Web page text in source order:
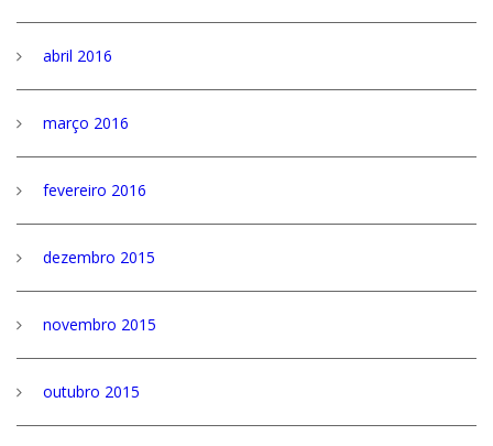
abril 2016
março 2016
fevereiro 2016
dezembro 2015
novembro 2015
outubro 2015